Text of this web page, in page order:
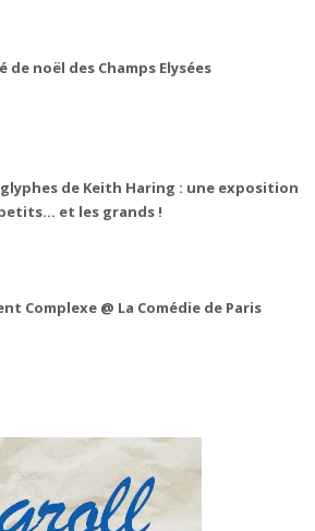
de noël des Champs Elysées
de Keith Haring : une exposition
et les grands !
Complexe @ La Comédie de Paris